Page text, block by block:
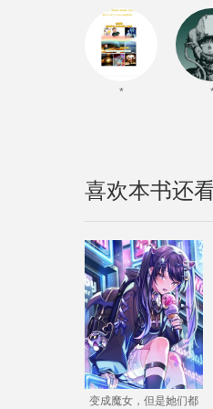
*
喜欢本书还
变成魔女，但是她们都